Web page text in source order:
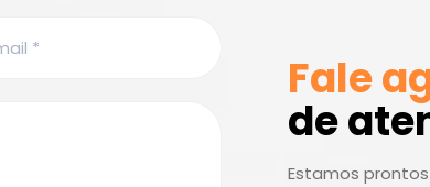
Fale
de
Estamos